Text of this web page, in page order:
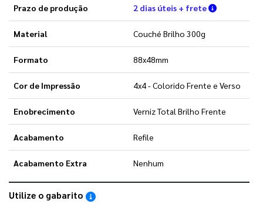
Prazo de produção 2 dias úteis + frete Verifique
Material Couché Brilho 300g
Formato 88x48mm
Cor de Impressão 4x4 - Colorido Frente e Verso
Enobrecimento Verniz Total Brilho Frente
Acabamento Refile
Acabamento Extra Nenhum
Utilize o gabarito Saiba como utilizar os nossos gabaritos